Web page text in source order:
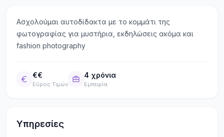
Ασχολούμαι αυτοδίδακτα με το κομμάτι της
φωτογραφίας για μυστήρια, εκδηλώσεις ακόμα και
fashion photography
€€
Εύρος Τιμών
4 χρόνια
Εμπειρία
Υπηρεσίες